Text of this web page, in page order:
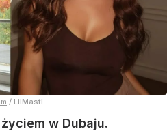
/ LilMasti
w Dubaju.